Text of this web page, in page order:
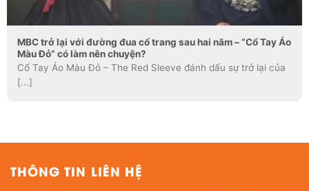
MBC trở lại với đường đua cổ trang sau hai năm – “Cổ Tay Áo
Màu Đỏ” có làm nên chuyện?
Cổ Tay Áo Màu Đỏ – The Red Sleeve đánh dấu sự trở lại của
[...]
THÔNG TIN LIÊN HỆ